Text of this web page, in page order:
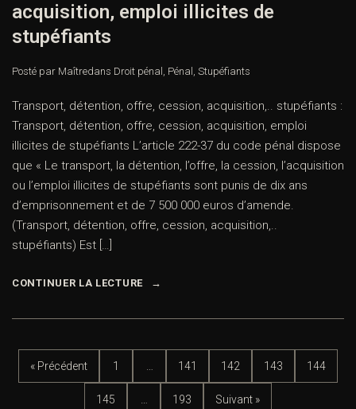
acquisition, emploi illicites de
stupéfiants
Posté par Maîtredans Droit pénal , Pénal , Stupéfiants
Transport, détention, offre, cession, acquisition,.. stupéfiants :
Transport, détention, offre, cession, acquisition, emploi
illicites de stupéfiants L’article 222-37 du code pénal dispose
que « Le transport, la détention, l’offre, la cession, l’acquisition
ou l’emploi illicites de stupéfiants sont punis de dix ans
d’emprisonnement et de 7 500 000 euros d’amende.
(Transport, détention, offre, cession, acquisition,..
stupéfiants) Est […]
CONTINUER LA LECTURE
« Précédent 1 141 142 143 144
145 193 Suivant »